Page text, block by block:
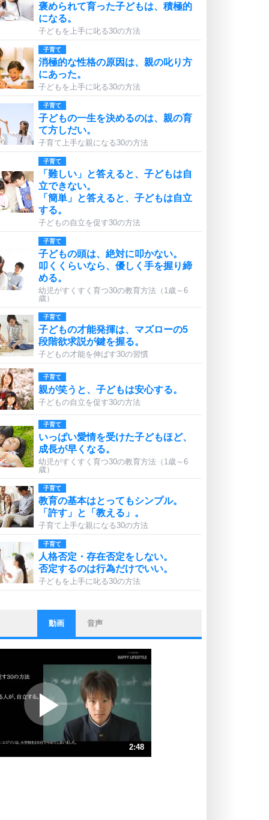
褒められて育った子どもは、積極的
になる。
子どもを上手に叱る30の方法
子育て
消極的な性格の原因は、親の叱り方
にあった。
子どもを上手に叱る30の方法
子育て
子どもの一生を決めるのは、親の育
て方しだい。
子育て上手な親になる30の方法
子育て
「難しい」と答えると、子どもは自
立できない。
「簡単」と答えると、子どもは自立
する。
子どもの自立を促す30の方法
子育て
子どもの頭は、絶対に叩かない。
叩くくらいなら、優しく手を握り締
める。
幼児がすくすく育つ30の教育方法（1歳～6
歳）
子育て
子どもの才能発揮は、マズローの5
段階欲求説が鍵を握る。
子どもの才能を伸ばす30の習慣
子育て
親が笑うと、子どもは安心する。
子どもの自立を促す30の方法
子育て
いっぱい愛情を受けた子どもほど、
成長が早くなる。
幼児がすくすく育つ30の教育方法（1歳～6
歳）
子育て
教育の基本はとってもシンプル。
「許す」と「教える」。
子育て上手な親になる30の方法
子育て
人格否定・存在否定をしない。
否定するのは行為だけでいい。
子どもを上手に叱る30の方法
ストレス対策
他人と比べない。
いっそのこと、他人を見ない。
いらいらしない人になる30の方法
プラス思考
ポジティブになれない原因は、行動
しないから。
ポジティブ思考になる30の方法
ストレス対策
動画 音声
2:48